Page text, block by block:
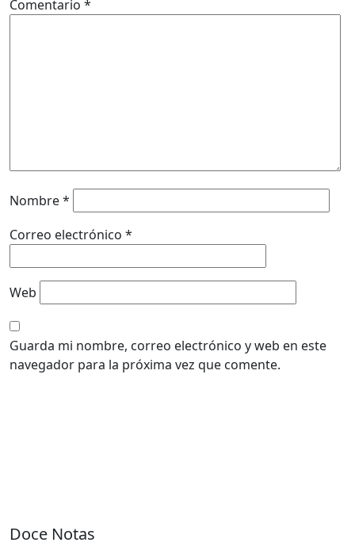
Comentario *
Nombre*
Correo electrónico *
Web
Guarda mi nombre, correo electrónico y web en este
navegador para la próxima vez que comente.
Doce Notas